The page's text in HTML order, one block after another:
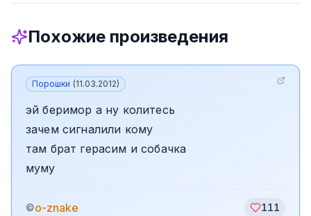
Похожие произведения
Порошки (11.03.2012)
эй беримор а ну колитесь
зачем сигналили кому
там брат герасим и собачка
муму
©o-znake 111